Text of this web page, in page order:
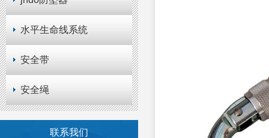
水平生命线系统
安全带
安全绳
联系我们